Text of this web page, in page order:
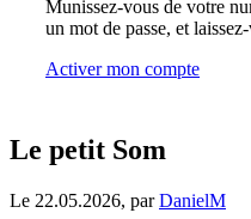
Munissez-vous de votre
un mot de passe, et
Activer mon compte
Le petit Som
Le 22.05.2026, parDanielM